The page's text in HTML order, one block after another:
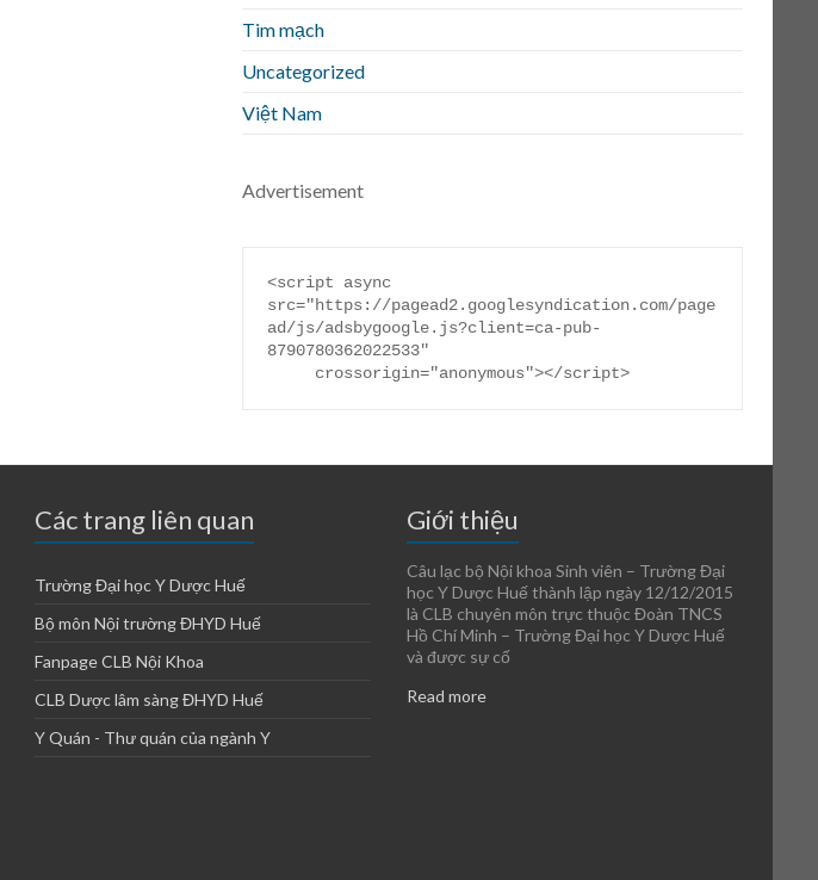
Tim mạch
Uncategorized
Việt Nam
Advertisement
<script async
src="https://pagead2.googlesyndication.com/page
ad/js/adsbygoogle.js?client=ca-pub-
8790780362022533"
     crossorigin="anonymous"></script>
Các trang liên quan
Trường Đại học Y Dược Huế
Bộ môn Nội trường ĐHYD Huế
Fanpage CLB Nội Khoa
CLB Dược lâm sàng ĐHYD Huế
Y Quán - Thư quán của ngành Y
Giới thiệu
Câu lạc bộ Nội khoa Sinh viên – Trường Đại
học Y Dược Huế thành lập ngày 12/12/2015
là CLB chuyên môn trực thuộc Đoàn TNCS
Hồ Chí Minh – Trường Đại học Y Dược Huế
và được sự cố
Read more